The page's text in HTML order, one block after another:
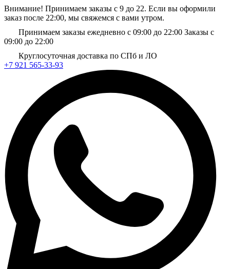
Внимание! Принимаем заказы с 9 до 22. Если вы оформили
заказ после 22:00, мы свяжемся с вами утром.
Принимаем заказы ежедневно с 09:00 до 22:00 Заказы с
09:00 до 22:00
Круглосуточная доставка по СПб и ЛО
+7 921 565-33-93